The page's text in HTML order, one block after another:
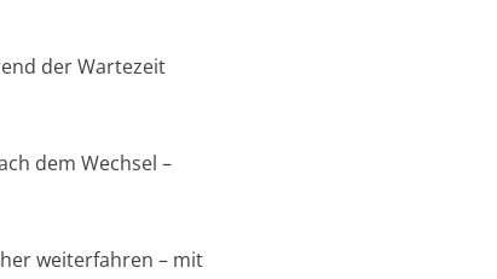
der Wartezeit
dem Wechsel –
weiterfahren – mit